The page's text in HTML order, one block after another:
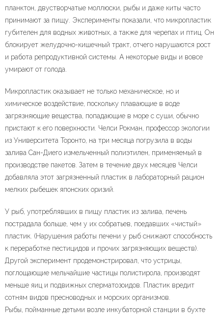
планктон, двустворчатые моллюски, рыбы и даже киты часто
принимают за пищу. Эксперименты показали, что микропластик
губителен для водных животных, а также для черепах и птиц. Он
блокирует желудочно-кишечный тракт, отчего нарушаются рост
и работа репродуктивной системы. А некоторые виды и вовсе
умирают от голода.
Микропластик оказывает не только механическое, но и
химическое воздействие, поскольку плавающие в воде
загрязняющие вещества, попадающие в море с суши, обычно
пристают к его поверхности. Челси Рокман, профессор экологии
из Университета Торонто, на три месяца погрузила в воды
залива Сан-Диего измельченный полиэтилен, применяемый в
производстве пакетов. Затем в течение двух месяцев Челси
добавляла этот загрязненный пластик в лабораторный рацион
мелких рыбешек японских оризий.
У рыб, употреблявших в пищу пластик из залива, печень
пострадала больше, чем у их собратьев, поедавших «чистый»
пластик. (Нарушения работы печени у рыб снижают способность
к переработке пестицидов и прочих загрязняющих веществ).
Другой эксперимент продемонстрировал, что устрицы,
поглощающие мельчайшие частицы полистирола, производят
меньше яиц и подвижных сперматозоидов. Пластик вредит
сотням видов пресноводных и морских организмов.
Рыбы, пойманные детьми возле инкубаторной станции в бухте